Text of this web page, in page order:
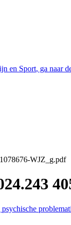
en Sport, ga naar
WJZ_g.pdf